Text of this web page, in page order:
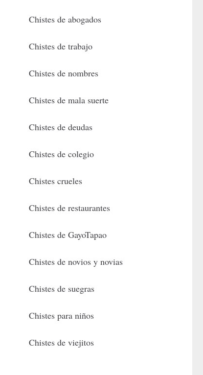
Chistes de abogados
Chistes de trabajo
Chistes de nombres
Chistes de mala suerte
Chistes de deudas
Chistes de colegio
Chistes crueles
Chistes de restaurantes
Chistes de GayoTapao
Chistes de novios y novias
Chistes de suegras
Chistes para niños
Chistes de viejitos